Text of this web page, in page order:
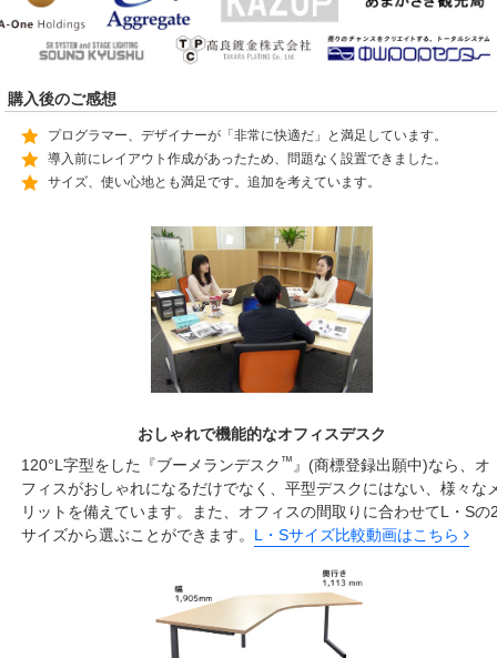
購入後のご感想
プログラマー、デザイナーが「非常に快適だ」と満足しています。
導入前にレイアウト作成があったため、問題なく設置できました。
サイズ、使い心地とも満足です。追加を考えています。
おしゃれで機能的なオフィスデスク
120°L字型をした『ブーメランデスク ™ 』(商標登録出願中)なら、オ
フィスがおしゃれになるだけでなく、平型デスクにはない、様々な
リットを備えています。また、オフィスの間取りに合わせてL・Sの
サイズから選ぶことができます。 L・Sサイズ比較動画はこちら